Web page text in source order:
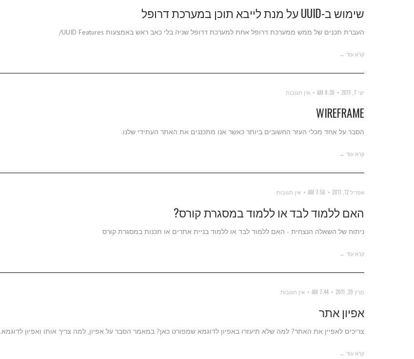
שימוש ב-UUID על מנת לייבא תוכן במערכת דרופל
העברת תכנים של ממש ממערכת דרופל אחת למערכת דרופל שניה בלי כאב ראש באמצעות UUID Features/
קרא עוד ←
יוני 7, 2011 8:30 AM אין תגובות
WIREFRAME
הסבר על אחד מכלי העזר החשובים ביותר כאשר אנו מתכננים את האתר העתידי שלנו.
קרא עוד ←
אפריל 12, 2011 7:56 AM אין תגובות
האם ללמוד לבד או ללמוד במסגרת קורס?
ניתוח של השאלה הנצחית - האם ללמוד לבד או ללמוד בניית אתרים או תכנות במסגרת קורס
קרא עוד ←
מרץ 29, 2011 7:44 AM אין תגובות
אפיון אתר
צריכים לאפיין את האתר? למה שלא תיעזרו באפיון לדוגמא שמפורט כאן? במאמר הסבר על אפיון, למה צריך אותו ואפיון לדוגמא.
קרא עוד ←